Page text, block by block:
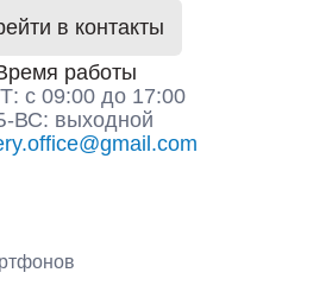
в контакты
работы
с 09:00 до 17:00
ВС: выходной